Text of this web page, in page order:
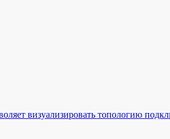
визуализировать топологию